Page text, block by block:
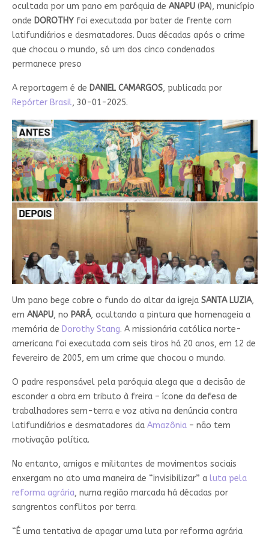
ocultada por um pano em paróquia de ANAPU(PA), município
onde DOROTHYfoi executada por bater de frente com
latifundiários e desmatadores. Duas décadas após o crime
que chocou o mundo, só um dos cinco condenados
permanece preso
A reportagem é de DANIEL CAMARGOS, publicada por
Repórter Brasil, 30-01-2025.
Um pano bege cobre o fundo do altar da igreja SANTA LUZIA,
em ANAPU, no PARÁ, ocultando a pintura que homenageia a
memória de Dorothy Stang. A missionária católica norte-
americana foi executada com seis tiros há 20 anos, em 12 de
fevereiro de 2005, em um crime que chocou o mundo.
O padre responsável pela paróquia alega que a decisão de
esconder a obra em tributo à freira – ícone da defesa de
trabalhadores sem-terra e voz ativa na denúncia contra
latifundiários e desmatadores da Amazônia– não tem
motivação política.
No entanto, amigos e militantes de movimentos sociais
enxergam no ato uma maneira de “invisibilizar” a luta pela
reforma agrária, numa região marcada há décadas por
sangrentos conflitos por terra.
“É uma tentativa de apagar uma luta por reforma agrária